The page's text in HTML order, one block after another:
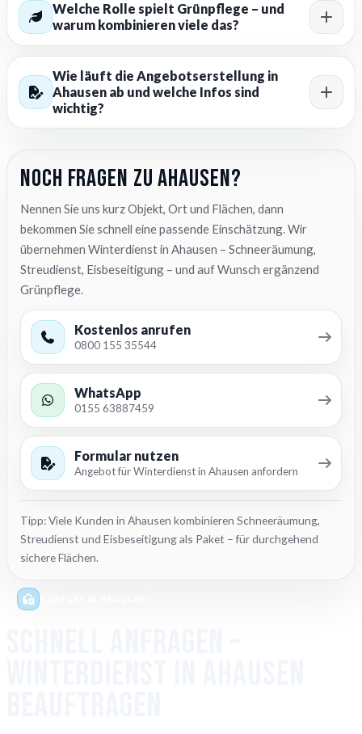
Welche Rolle spielt Grünpflege – und
warum kombinieren viele das?
Wie läuft die Angebotserstellung in
Ahausen ab und welche Infos sind
wichtig?
Noch Fragen zu Ahausen?
Nennen Sie uns kurz Objekt, Ort und Flächen, dann
bekommen Sie schnell eine passende Einschätzung. Wir
übernehmen Winterdienst in Ahausen – Schneeräumung,
Streudienst, Eisbeseitigung – und auf Wunsch ergänzend
Grünpflege.
Kostenlos anrufen
0800 155 35544
WhatsApp
0155 63887459
Formular nutzen
Angebot für Winterdienst in Ahausen anfordern
Tipp: Viele Kunden in Ahausen kombinieren Schneeräumung,
Streudienst und Eisbeseitigung als Paket – für durchgehend
sichere Flächen.